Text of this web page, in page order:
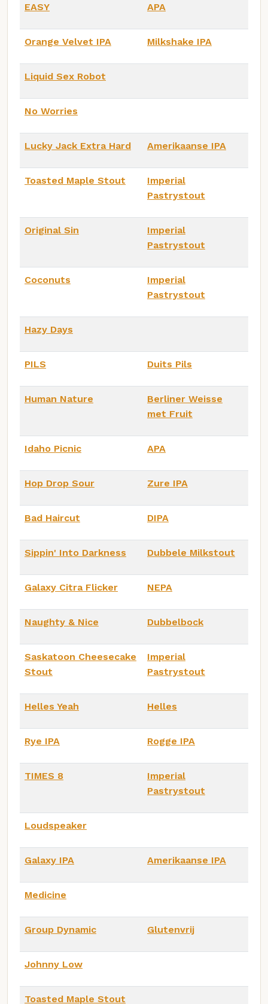
EASY APA
Orange Velvet IPA Milkshake IPA
Liquid Sex Robot
No Worries
Lucky Jack Extra Hard Amerikaanse IPA
Toasted Maple Stout
Imperial
Pastrystout
Original Sin
Imperial
Pastrystout
Coconuts
Imperial
Pastrystout
Hazy Days
PILS Duits Pils
Human Nature
Berliner Weisse
met Fruit
Idaho Picnic APA
Hop Drop Sour Zure IPA
Bad Haircut DIPA
Sippin' Into Darkness Dubbele Milkstout
Galaxy Citra Flicker NEPA
Naughty & Nice Dubbelbock
Saskatoon Cheesecake
Stout
Imperial
Pastrystout
Helles Yeah Helles
Rye IPA Rogge IPA
TIMES 8
Imperial
Pastrystout
Loudspeaker
Galaxy IPA Amerikaanse IPA
Medicine
Group Dynamic Glutenvrij
Johnny Low
Toasted Maple Stout